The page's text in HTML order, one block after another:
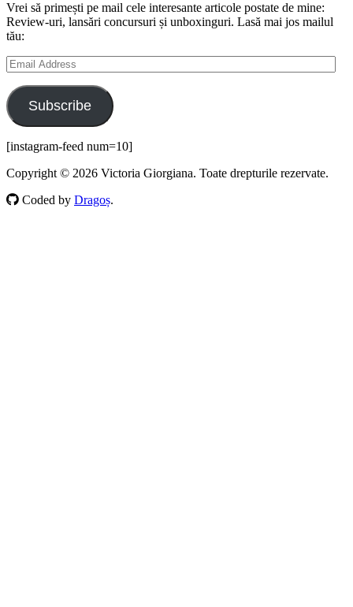
Vrei să primești pe mail cele interesante articole postate de mine:
Review-uri, lansări concursuri și unboxinguri. Lasă mai jos mailul
tău:
Email
Address
Subscribe
[instagram-feed num=10]
Copyright © 2026 Victoria Giorgiana. Toate drepturile rezervate.
Coded by Dragoș.